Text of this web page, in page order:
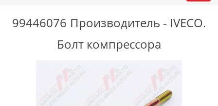
99446076 Производитель - IVECO.
Болт компрессора